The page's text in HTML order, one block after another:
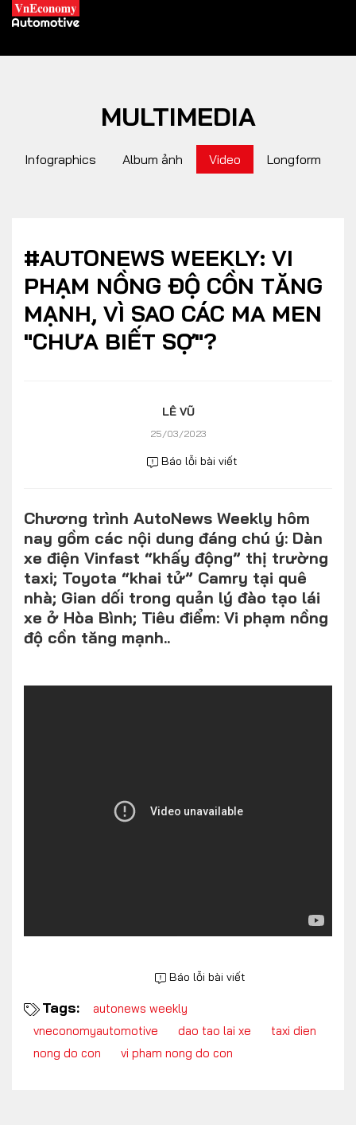
XE XANH
THỊ TRƯỜNG XE
Chính sách
DOANH NGHIỆP
Thương hiệu
Album ảnh
Video
TRA CỨU XE
HÃNG XE
FOLLOW US
ngocvu.vneconomy@gmail.com
MULTIMEDIA
Infographics Album ảnh Video Longform
#AUTONEWS WEEKLY: VI
PHẠM NỒNG ĐỘ CỒN TĂNG
MẠNH, VÌ SAO CÁC MA MEN
"CHƯA BIẾT SỢ"?
LÊ VŨ
25/03/2023
Báo lỗi bài viết
Chương trình AutoNews Weekly hôm
nay gồm các nội dung đáng chú ý: Dàn
xe điện Vinfast “khấy động” thị trường
taxi; Toyota “khai tử” Camry tại quê
nhà; Gian dối trong quản lý đào tạo lái
xe ở Hòa Bình; Tiêu điểm: Vi phạm nồng
độ cồn tăng mạnh..
Báo lỗi bài viết
Tags:
autonews weekly
vneconomyautomotive
dao tao lai xe
taxi dien
nong do con
vi pham nong do con